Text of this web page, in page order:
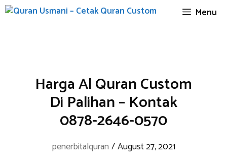
Skip
Menu
Harga Al Quran Custom
Di Palihan – Kontak
0878-2646-0570
penerbitalquran /August 27, 2021